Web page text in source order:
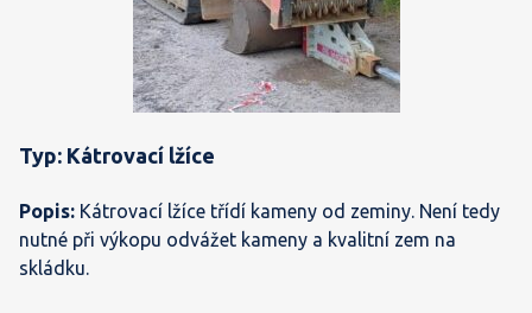
Typ: Kátrovací lžíce
Popis: Kátrovací lžíce třídí kameny od zeminy. Není tedy
nutné při výkopu odvážet kameny a kvalitní zem na
skládku.